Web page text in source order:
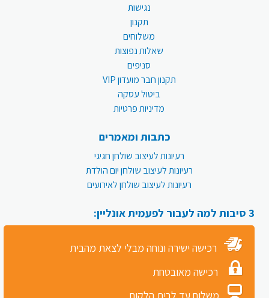
נגישות
תקנון
משלוחים
שאלות נפוצות
סניפים
תקנון חבר מועדון VIP
ביטול עסקה
מדיניות פרטיות
כתבות ומאמרים
רעיונות לעיצוב שולחן חגיגי
רעיונות לעיצוב שולחן יום הולדת
רעיונות לעיצוב שולחן לאירועים
3 סיבות למה לעבור לפעמית אונליין:
רכישה ישירה ונוחה מבלי לצאת מהבית
רכישה מאובטחת
משלוח עד לבית הלקוח